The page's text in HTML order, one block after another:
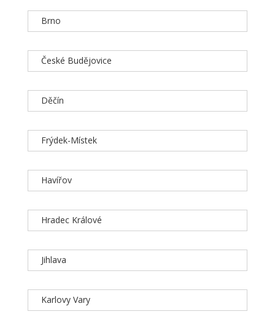
Brno
České Budějovice
Děčín
Frýdek-Místek
Havířov
Hradec Králové
Jihlava
Karlovy Vary